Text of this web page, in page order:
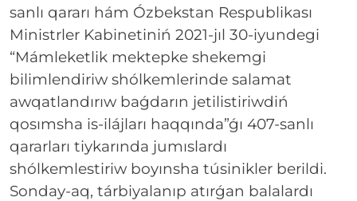
sanlı qararı hám Ózbekstan Respublikası
Ministrler Kabinetiniń 2021-jıl 30-iyundegi
“Mámleketlik mektepke shekemgi
bilimlendiriw shólkemlerinde salamat
awqatlandırıw baǵdarın jetilistiriwdiń
qosımsha is-ilájları haqqında”ǵı 407-sanlı
qararları tiykarında jumıslardı
shólkemlestiriw boyınsha túsinikler berildi.
Sonday-aq, tárbiyalanıp atırǵan balalardı